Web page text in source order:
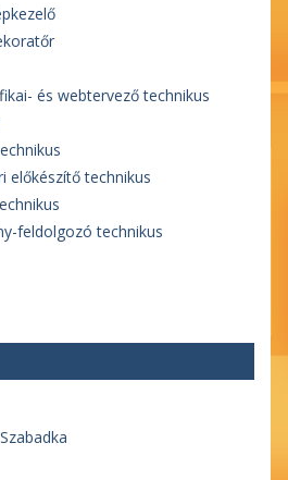
és webtervező technikus
előkészítő technikus
feldolgozó technikus